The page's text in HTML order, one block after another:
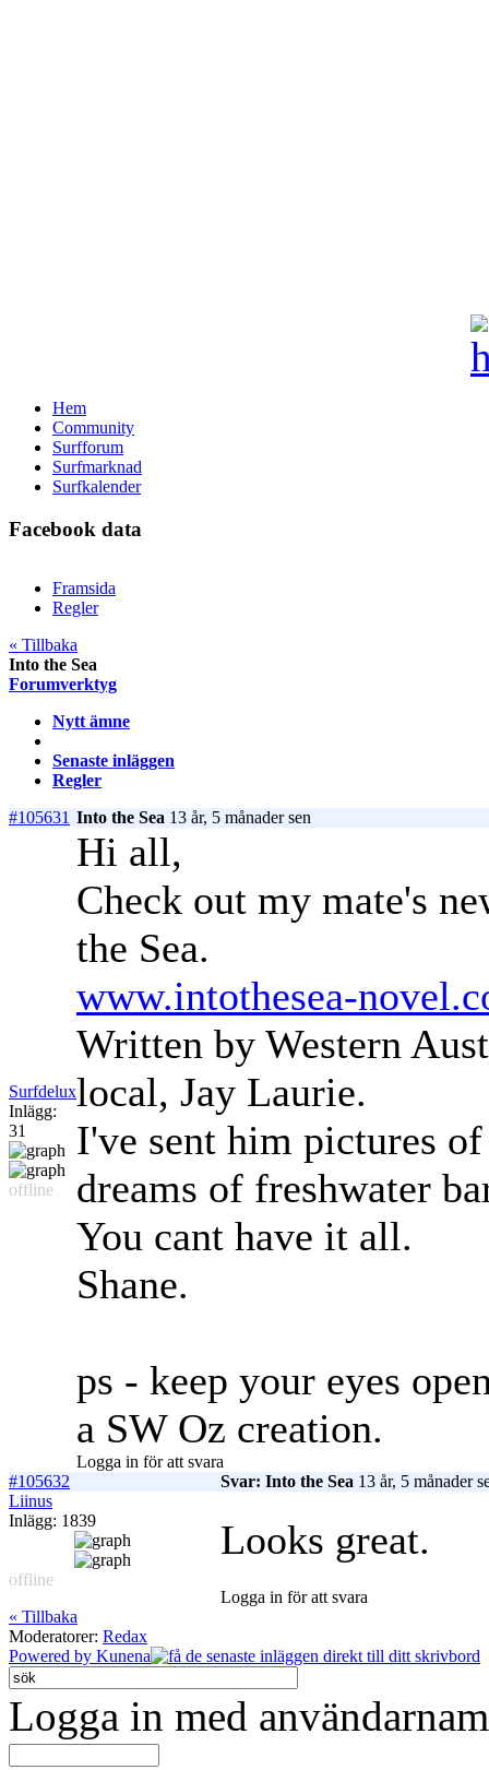
Hem
Community
Surfforum
Surfmarknad
Surfkalender
Facebook data
Framsida
Regler
« Tillbaka
Into the Sea
Forumverktyg
Nytt ämne
Senaste inläggen
Regler
#105631 Into the Sea 13 år, 5 månader sen
Surfdelux
Inlägg:
31
offline
Hi all,
Check out my mate's
the Sea.
www.intothesea-
Written by Western
local, Jay Laurie.
I've sent him pictures
dreams of freshwater
You cant have it all.
Shane.
ps - keep your eyes
a SW Oz creation.
Logga in för att svara
#105632
Svar: Into the Sea 13 år, 5 månader
Liinus
Inlägg: 1839
offline
Looks great.
Logga in för att svara
« Tillbaka
Moderatorer: Redax
Powered by Kunena
Logga in med